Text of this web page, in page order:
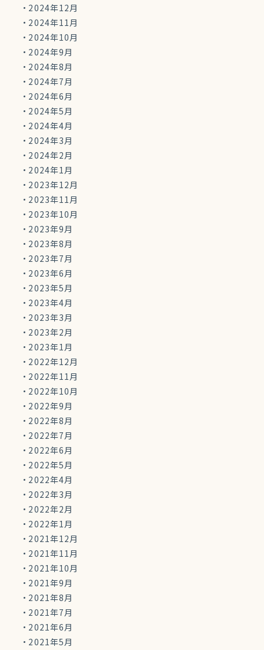
2024年12月
2024年11月
2024年10月
2024年9月
2024年8月
2024年7月
2024年6月
2024年5月
2024年4月
2024年3月
2024年2月
2024年1月
2023年12月
2023年11月
2023年10月
2023年9月
2023年8月
2023年7月
2023年6月
2023年5月
2023年4月
2023年3月
2023年2月
2023年1月
2022年12月
2022年11月
2022年10月
2022年9月
2022年8月
2022年7月
2022年6月
2022年5月
2022年4月
2022年3月
2022年2月
2022年1月
2021年12月
2021年11月
2021年10月
2021年9月
2021年8月
2021年7月
2021年6月
2021年5月